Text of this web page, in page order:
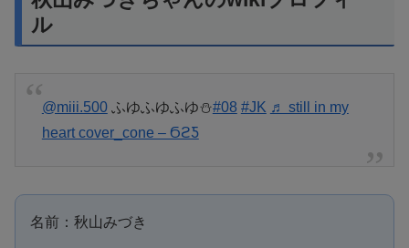
ル
@miii.500ふゆふゆふゆ⛄️#08 #JK ♬ still in my
heart cover_cone – ϬϩƼ
名前：秋山みづき